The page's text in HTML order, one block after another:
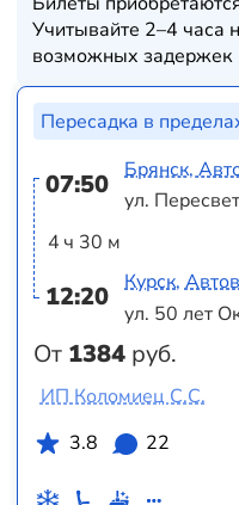
Учитывайте 2–4 часа
возможных задержек
Пересадка в
07:50
4 ч 30 м
12:20
От 1384 руб.
Брянск,
ул.
Курск,
ул. 50 лет
ИП Коломиец С.С.
3.8
22